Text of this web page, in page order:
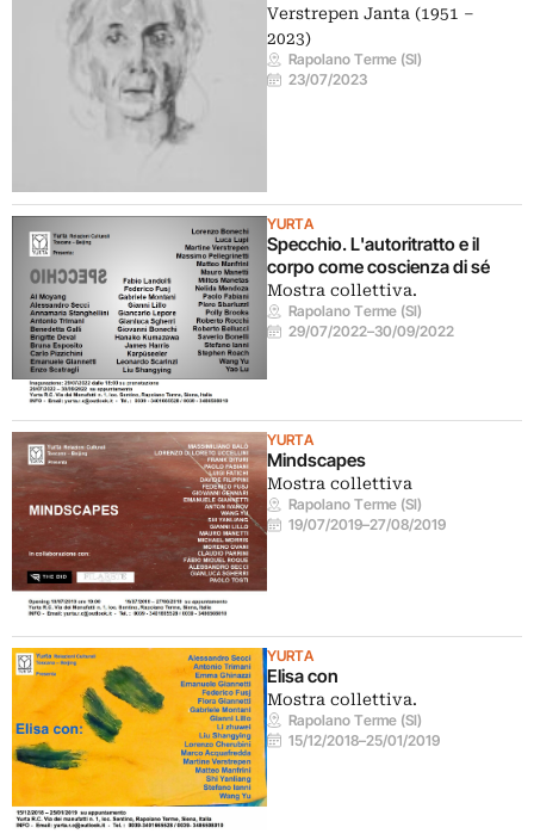
Verstrepen Janta (1951 –
2023)
Rapolano Terme (SI)
23/07/2023
YURTA
Specchio. L'autoritratto e il
corpo come coscienza di sé
Mostra collettiva.
Rapolano Terme (SI)
29/07/2022–30/09/2022
YURTA
Mindscapes
Mostra collettiva
Rapolano Terme (SI)
19/07/2019–27/08/2019
YURTA
Elisa con
Mostra collettiva.
Rapolano Terme (SI)
15/12/2018–25/01/2019